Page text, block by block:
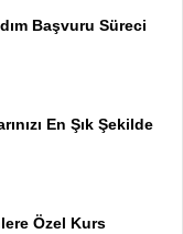
Başvuru Süreci
En Şık Şekilde
Özel Kurs